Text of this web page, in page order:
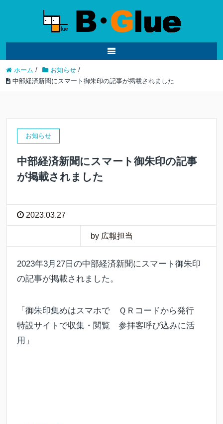
ホーム / お知らせ /
中部経済新聞にスマート御朱印の記事が掲載されました
お知らせ
中部経済新聞にスマート御朱印の記事
が掲載されました
2023.03.27
by 広報担当
2023年3月27日の中部経済新聞にスマート御朱印
の記事が掲載されました。
「御朱印集めはスマホで ＱＲコードから発行
特設サイトで収集・閲覧 参拝客呼び込みに活
用」